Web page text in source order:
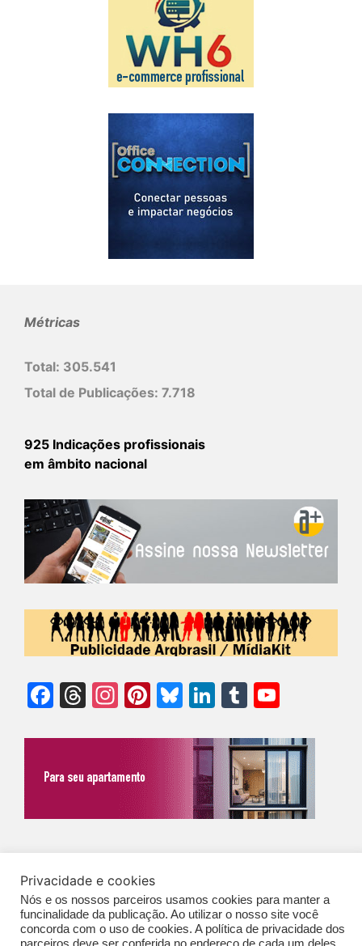
Métricas
Total: 305.541
Total de Publicações: 7.718
925 Indicações profissionais
em âmbito nacional
Facebook
Threads
Instagram
Pinterest
Bluesky
LinkedIn
Tumblr
Expediente|Contato|Newsletter
GERAIS DE PUBLICAÇÃO (CGP)
Privacidade e cookies
Nós e os nossos parceiros usamos cookies para manter a
funcinalidade da publicação. Ao utilizar o nosso site você
concorda com o uso de cookies. A política de privacidade dos